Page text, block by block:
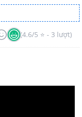
(4.6/5 ⭐ - 3 lượt)